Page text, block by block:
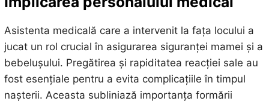
Asistenta medicală care a intervenit la fața locului a
jucat un rol crucial în asigurarea siguranței mamei și a
bebelușului. Pregătirea și rapiditatea reacției sale au
fost esențiale pentru a evita complicațiile în timpul
nașterii. Aceasta subliniază importanța formării